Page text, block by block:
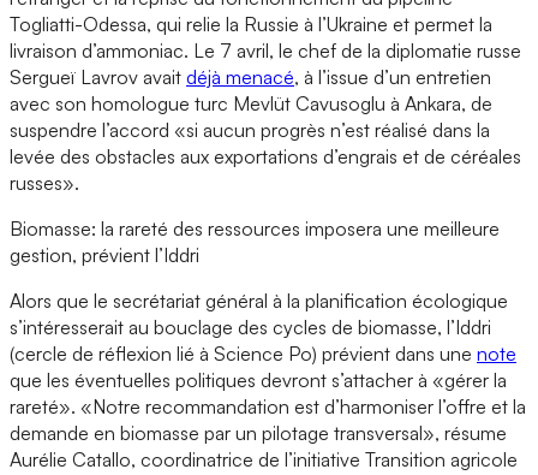
Togliatti-Odessa, qui relie la Russie à l’Ukraine et permet la
livraison d’ammoniac. Le 7 avril, le chef de la diplomatie russe
Sergueï Lavrov avait déjà menacé, à l’issue d’un entretien
avec son homologue turc Mevlüt Cavusoglu à Ankara, de
suspendre l’accord «si aucun progrès n’est réalisé dans la
levée des obstacles aux exportations d’engrais et de céréales
russes».
Biomasse: la rareté des ressources imposera une meilleure
gestion, prévient l’Iddri
Alors que le secrétariat général à la planification écologique
s’intéresserait au bouclage des cycles de biomasse, l’Iddri
(cercle de réflexion lié à Science Po) prévient dans une note
que les éventuelles politiques devront s’attacher à «gérer la
rareté». «Notre recommandation est d’harmoniser l’offre et la
demande en biomasse par un pilotage transversal», résume
Aurélie Catallo, coordinatrice de l’initiative Transition agricole